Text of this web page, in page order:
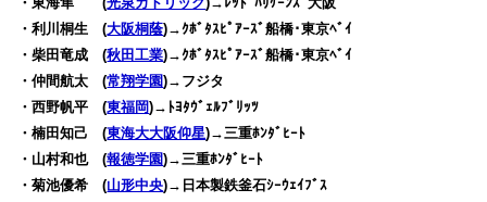
・利川桐生 (大阪桐蔭)→ｸﾎﾞﾀｽﾋﾟｱｰｽﾞ船橋･東京ﾍﾞｲ
・柴田竜成 (秋田工業)→ｸﾎﾞﾀｽﾋﾟｱｰｽﾞ船橋･東京ﾍﾞｲ
・仲間航太 (常翔学園)→フジタ
・西野帆平 (東福岡)→ﾄﾖﾀｳﾞｪﾙﾌﾞﾘｯﾂ
・楠田知己 (東海大大阪仰星)→三重ﾎﾝﾀﾞﾋｰﾄ
・山村和也 (報徳学園)→三重ﾎﾝﾀﾞﾋｰﾄ
・菊池優希 (山形中央)→日本製鉄釜石ｼｰｳｪｲﾌﾞｽ